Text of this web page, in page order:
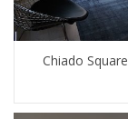
Chiado